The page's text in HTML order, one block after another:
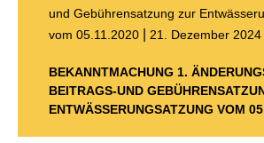
und Gebührensatzung zur
vom 05.11.2020
21. Dezember 2024
BEKANNTMACHUNG 1.
BEITRAGS-UND
ENTWÄSSERUNGSATZUNG VOM